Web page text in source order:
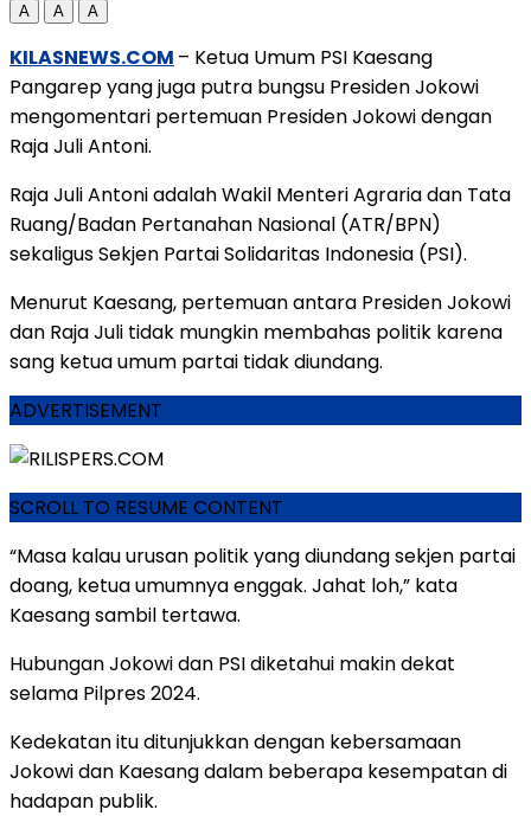
A A A
KILASNEWS.COM – Ketua Umum PSI Kaesang
Pangarep yang juga putra bungsu Presiden Jokowi
mengomentari pertemuan Presiden Jokowi dengan
Raja Juli Antoni.
Raja Juli Antoni adalah Wakil Menteri Agraria dan Tata
Ruang/Badan Pertanahan Nasional (ATR/BPN)
sekaligus Sekjen Partai Solidaritas Indonesia (PSI).
Menurut Kaesang, pertemuan antara Presiden Jokowi
dan Raja Juli tidak mungkin membahas politik karena
sang ketua umum partai tidak diundang.
ADVERTISEMENT
SCROLL TO RESUME CONTENT
“Masa kalau urusan politik yang diundang sekjen partai
doang, ketua umumnya enggak. Jahat loh,” kata
Kaesang sambil tertawa.
Hubungan Jokowi dan PSI diketahui makin dekat
selama Pilpres 2024.
Kedekatan itu ditunjukkan dengan kebersamaan
Jokowi dan Kaesang dalam beberapa kesempatan di
hadapan publik.